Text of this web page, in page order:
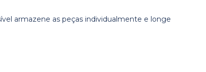
armazene as peças individualmente e longe